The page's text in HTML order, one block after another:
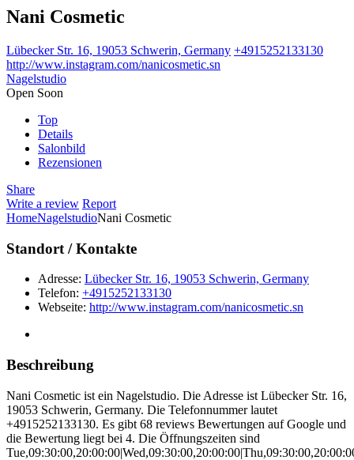
Nani Cosmetic
Lübecker Str. 16, 19053 Schwerin, Germany +4915252133130
http://www.instagram.com/nanicosmetic.sn
Nagelstudio
Open Soon
Top
Details
Salonbild
Rezensionen
Share
Write a review Report
HomeNagelstudioNani Cosmetic
Standort / Kontakte
Adresse: Lübecker Str. 16, 19053 Schwerin, Germany
Telefon: +4915252133130
Webseite: http://www.instagram.com/nanicosmetic.sn
Beschreibung
Nani Cosmetic ist ein Nagelstudio. Die Adresse ist Lübecker Str. 16,
19053 Schwerin, Germany. Die Telefonnummer lautet
+4915252133130. Es gibt 68 reviews Bewertungen auf Google und
die Bewertung liegt bei 4. Die Öffnungszeiten sind